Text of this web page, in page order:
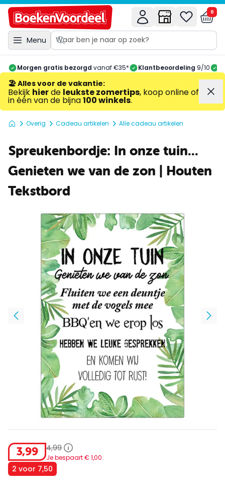
Menu
0
Morgen gratis bezorgd vanaf €35* Klantbeoordeling 9/10
🏖️ Alles voor de vakantie:
Bekijk hierde leukste zomertips, koop online of
in één van de bijna100 winkels.
Overig Cadeau artikelen Alle cadeau artikelen
Spreukenbordje: In onze tuin...
Genieten we van de zon | Houten
Tekstbord
3,99 4,99
Je bespaart € 1,00
2 voor 7,50